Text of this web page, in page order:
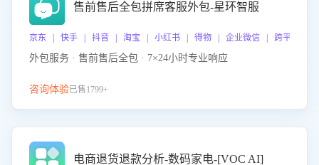
售前售后全包拼席客服外包-星环智服
京东 | 快手 | 抖音 | 淘宝 | 小红书 | 得物 | 企业微信 | 跨平台
外包服务 · 售前售后全包 · 7×24小时专业响应
咨询体验已售1799+
电商退货退款分析-数码家电-[VOC AI]